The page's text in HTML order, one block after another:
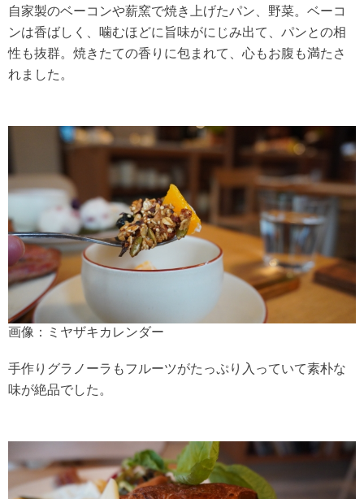
自家製のベーコンや薪窯で焼き上げたパン、野菜。ベーコ
ンは香ばしく、噛むほどに旨味がにじみ出て、パンとの相
性も抜群。焼きたての香りに包まれて、心もお腹も満たさ
れました。
画像：ミヤザキカレンダー
手作りグラノーラもフルーツがたっぷり入っていて素朴な
味が絶品でした。